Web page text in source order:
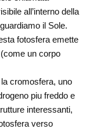
all’interno della
il Sole.
fotosfera emette
un corpo
cromosfera, uno
piu freddo e
interessanti,
verso